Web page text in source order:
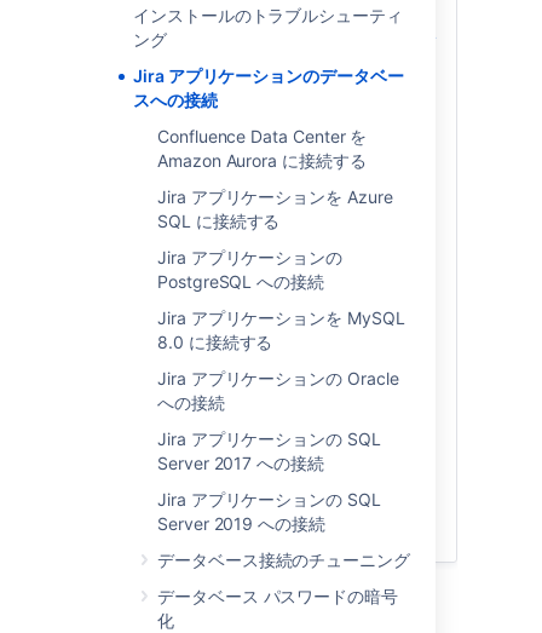
インストールのトラブルシューティ
ング
Jira アプリケーションのデータベー
スへの接続
Confluence Data Center を
Amazon Aurora に接続する
Jira アプリケーションを Azure
SQL に接続する
Jira アプリケーションの
PostgreSQL への接続
Jira アプリケーションを MySQL
8.0 に接続する
Jira アプリケーションの Oracle
への接続
Jira アプリケーションの SQL
Server 2017 への接続
Jira アプリケーションの SQL
Server 2019 への接続
データベース接続のチューニング
データベース パスワードの暗号
化
Jira アプリケーションの PostgreSQL
Jira アプリケーションを MySQL 8.0
に接続する
Jira アプリケーションの Oracle への
接続
Jira アプリケーションの SQL Server
2017 への接続
Jira アプリケーションの SQL Server
2019 への接続
データベース接続のチューニング
データベース パスワードの暗号化
Jira アプリケーションを MySQL 5.7
に接続する
Jira アプリケーションを Pgpool-II に
接続する
データベースの切り替え
Jira アプリケーションの SQL Server
2016 への接続